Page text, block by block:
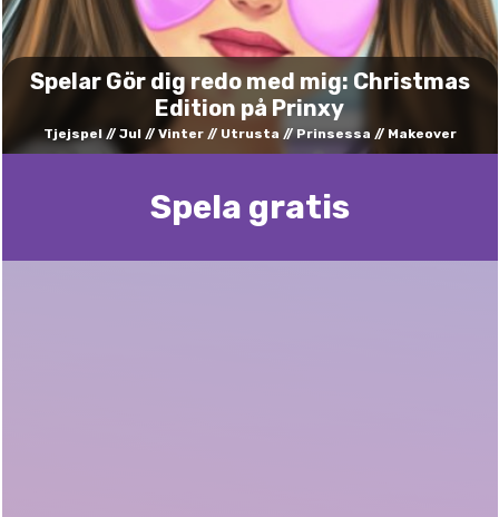
Spelar Gör dig redo med mig: Christmas
Edition på Prinxy
Tjejspel Jul Vinter Utrusta Prinsessa Makeover
Spela gratis